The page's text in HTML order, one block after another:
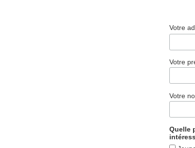
Votre
Votre
Votre
Quelle